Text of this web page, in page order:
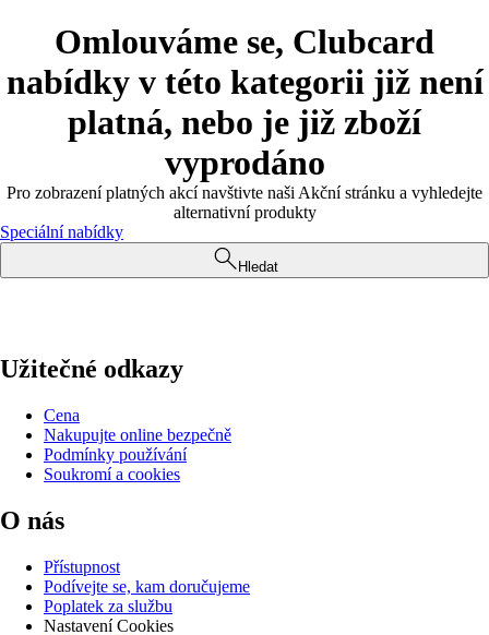
Omlouváme se, Clubcard
nabídky v této kategorii již není
platná, nebo je již zboží
vyprodáno
Pro zobrazení platných akcí navštivte naši Akční stránku a vyhledejte
alternativní produkty
Speciální nabídky
Hledat
Užitečné odkazy
Cena
Nakupujte online bezpečně
Podmínky používání
Soukromí a cookies
O nás
Přístupnost
Podívejte se, kam doručujeme
Poplatek za službu
Nastavení Cookies